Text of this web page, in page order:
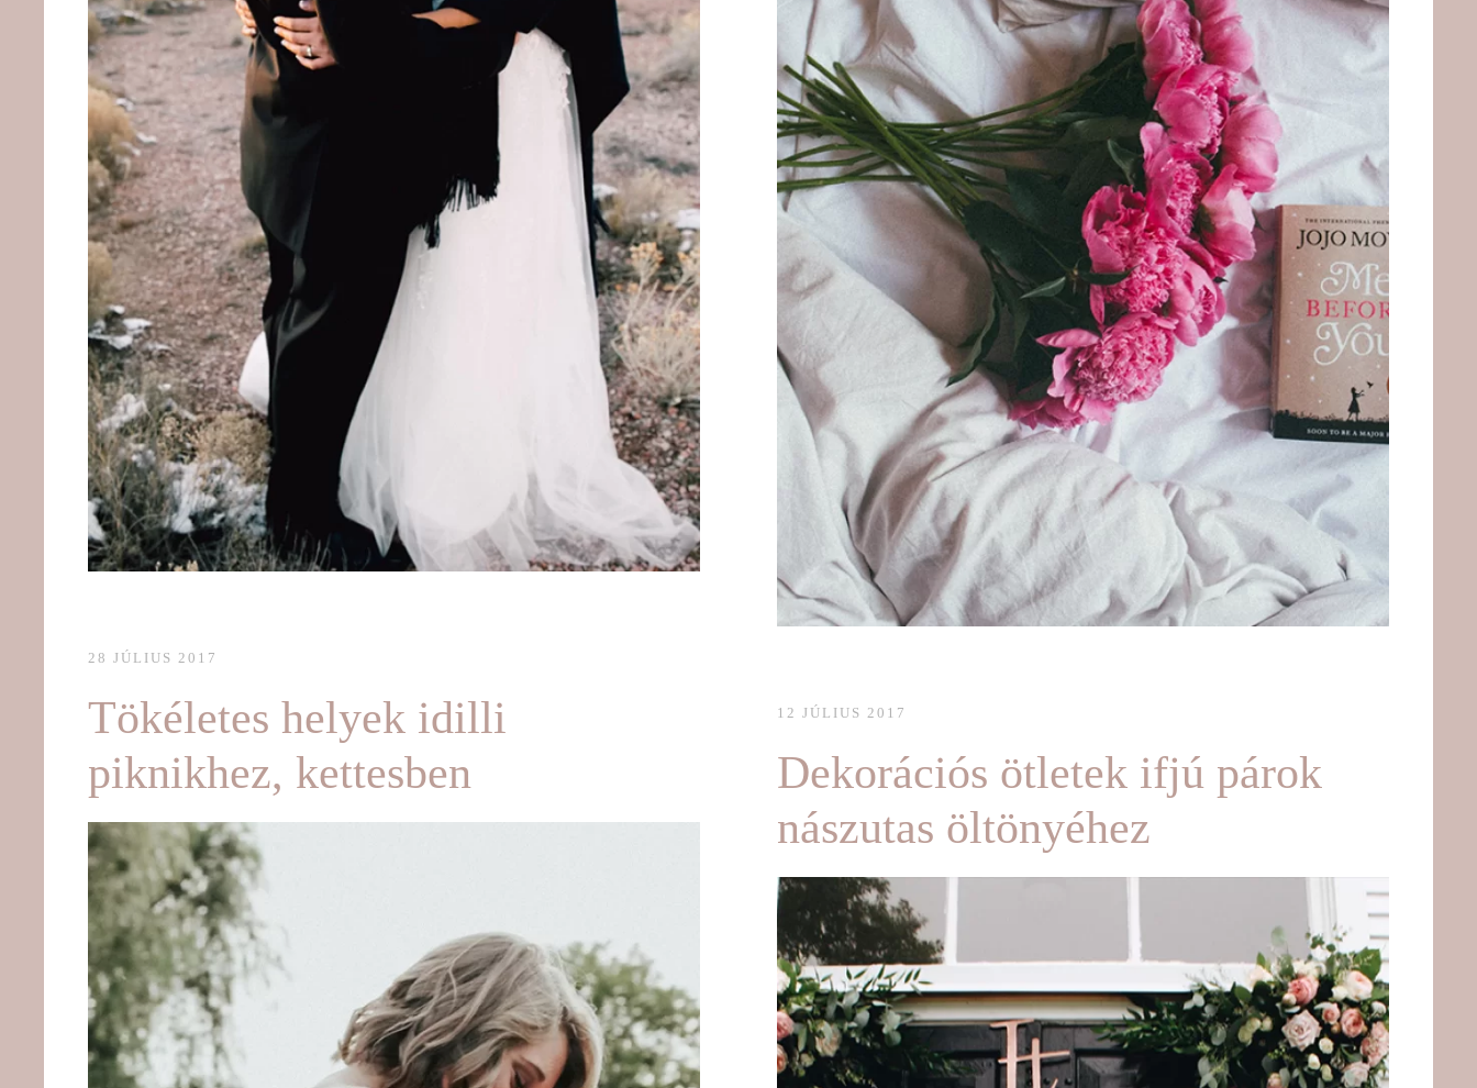
28 JÚLIUS 2017
Tökéletes helyek idilli
piknikhez, kettesben
12 JÚLIUS 2017
Dekorációs ötletek ifjú párok
nászutas öltönyéhez